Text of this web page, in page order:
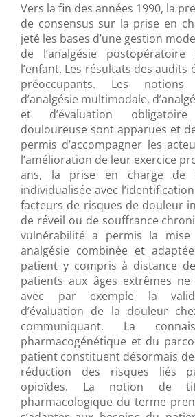
Vers la fin des années 1990, la
de consensus sur la prise en
jeté les bases d’une gestion
de l’analgésie
l’enfant. Les résultats des audits
préoccupants. Les
d’analgésie multimodale,
et d’évaluation
douloureuse sont apparues et
permis d’accompagner les
l’amélioration de leur exercice
ans, la prise en charge de
individualisée avec
facteurs de risques de douleur
de réveil ou de souffrance
vulnérabilité a permis la
analgésie combinée et
patient y compris à distance
patients aux âges extrêmes
avec par exemple la
d’évaluation de la douleur
communiquant. La
pharmacogénétique et du
patient constituent désormais
réduction des risques liés
opioïdes. La notion de
pharmacologique du terme